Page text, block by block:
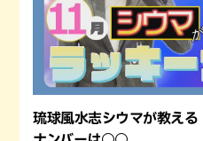
琉球風水志シウマが教え